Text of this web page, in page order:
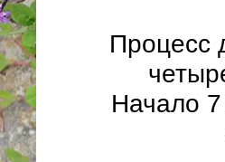
Процесс
Начало